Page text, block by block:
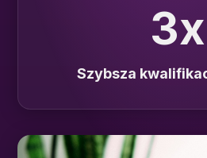
3x
Szybsza